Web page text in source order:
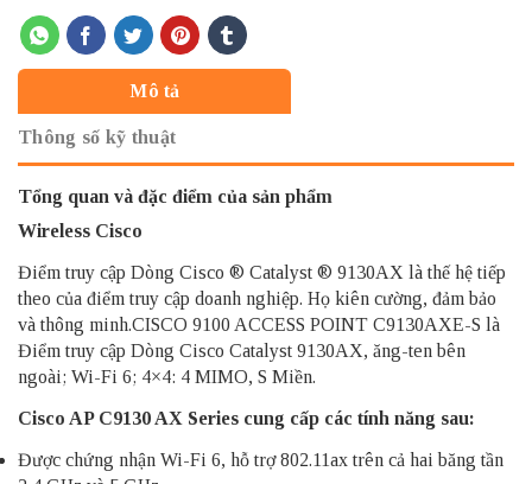
Mô tả
Thông số kỹ thuật
Tổng quan và đặc điểm của sản phẩm
Wireless Cisco
Điểm truy cập Dòng Cisco ® Catalyst ® 9130AX là thế hệ tiếp
theo của điểm truy cập doanh nghiệp. Họ kiên cường, đảm bảo
và thông minh.CISCO 9100 ACCESS POINT C9130AXE-S là
Điểm truy cập Dòng Cisco Catalyst 9130AX, ăng-ten bên
ngoài; Wi-Fi 6; 4×4: 4 MIMO, S Miền.
Cisco AP C9130 AX Series cung cấp các tính năng sau:
Được chứng nhận Wi-Fi 6, hỗ trợ 802.11ax trên cả hai băng tần